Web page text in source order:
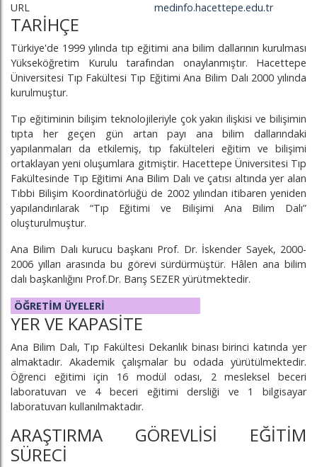
URL
medinfo.hacettepe.edu.tr
TARİHÇE
Türkiye'de 1999 yılında tıp eğitimi ana bilim dallarının kurulması
Yükseköğretim Kurulu tarafından onaylanmıştır. Hacettepe
Üniversitesi Tıp Fakültesi Tıp Eğitimi Ana Bilim Dalı 2000 yılında
kurulmuştur.
Tıp eğitiminin bilişim teknolojileriyle çok yakın ilişkisi ve bilişimin
tıpta her geçen gün artan payı ana bilim dallarındaki
yapılanmaları da etkilemiş, tıp fakülteleri eğitim ve bilişimi
ortaklayan yeni oluşumlara gitmiştir. Hacettepe Üniversitesi Tıp
Fakültesinde Tıp Eğitimi Ana Bilim Dalı ve çatısı altında yer alan
Tıbbi Bilişim Koordinatörlüğü de 2002 yılından itibaren yeniden
yapılandırılarak “Tıp Eğitimi ve Bilişimi Ana Bilim Dalı”
oluşturulmuştur.
Ana Bilim Dalı kurucu başkanı Prof. Dr. İskender Sayek, 2000-
2006 yılları arasında bu görevi sürdürmüştür. Hâlen ana bilim
dalı başkanlığını Prof.Dr. Barış SEZER yürütmektedir.
ÖĞRETİM ÜYELERİ
YER VE KAPASİTE
Ana Bilim Dalı, Tıp Fakültesi Dekanlık binası birinci katında yer
almaktadır. Akademik çalışmalar bu odada yürütülmektedir.
Öğrenci eğitimi için 16 modül odası, 2 mesleksel beceri
laboratuvarı ve 4 beceri eğitimi dersliği ve 1 bilgisayar
laboratuvarı kullanılmaktadır.
ARAŞTIRMA GÖREVLİSİ EĞİTİM
SÜRECİ